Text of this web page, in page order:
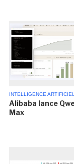
INTELLIGENCE
Alibaba lance
Max